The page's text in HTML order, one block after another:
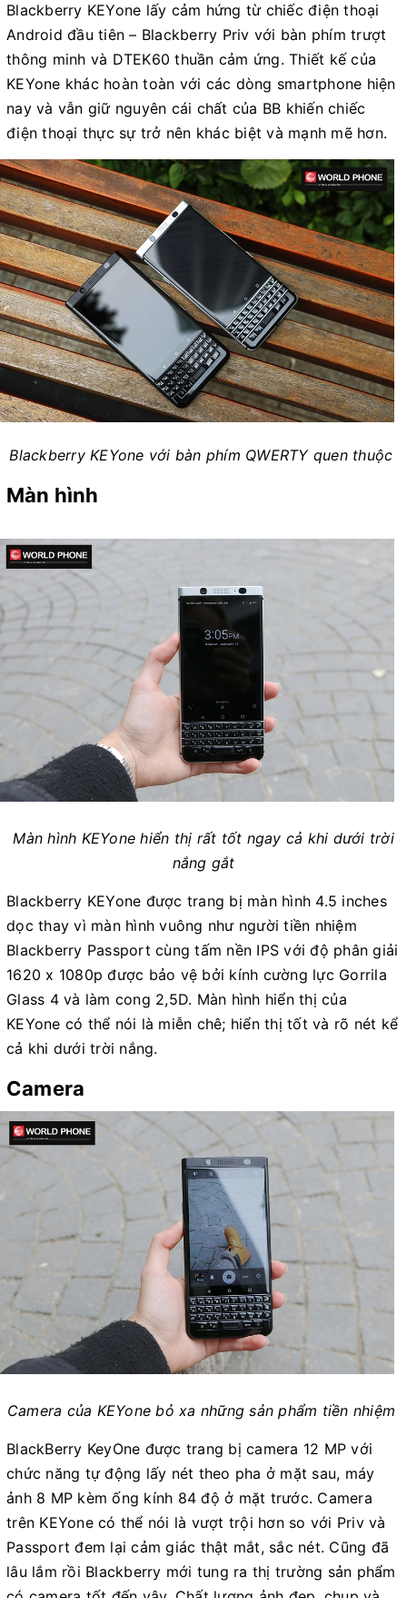
Blackberry KEYone lấy cảm hứng từ chiếc điện thoại
Android đầu tiên – Blackberry Priv với bàn phím trượt
thông minh và DTEK60 thuần cảm ứng. Thiết kế của
KEYone khác hoàn toàn với các dòng smartphone hiện
nay và vẫn giữ nguyên cái chất của BB khiến chiếc
điện thoại thực sự trở nên khác biệt và mạnh mẽ hơn.
Blackberry KEYone với bàn phím QWERTY quen thuộc
Màn hình
Màn hình KEYone hiển thị rất tốt ngay cả khi dưới trời
nắng gắt
Blackberry KEYone được trang bị màn hình 4.5 inches
dọc thay vì màn hình vuông như người tiền nhiệm
Blackberry Passport cùng tấm nền IPS với độ phân giải
1620 x 1080p được bảo vệ bởi kính cường lực Gorrila
Glass 4 và làm cong 2,5D. Màn hình hiển thị của
KEYone có thể nói là miễn chê; hiển thị tốt và rõ nét kể
cả khi dưới trời nắng.
Camera
Camera của KEYone bỏ xa những sản phẩm tiền nhiệm
BlackBerry KeyOne được trang bị camera 12 MP với
chức năng tự động lấy nét theo pha ở mặt sau, máy
ảnh 8 MP kèm ống kính 84 độ ở mặt trước. Camera
trên KEYone có thể nói là vượt trội hơn so với Priv và
Passport đem lại cảm giác thật mắt, sắc nét. Cũng đã
lâu lắm rồi Blackberry mới tung ra thị trường sản phẩm